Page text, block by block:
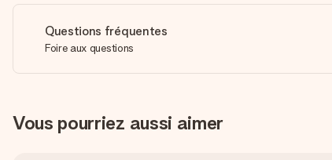
Questions fréquentes
Foire aux questions
Vous pourriez aussi aimer